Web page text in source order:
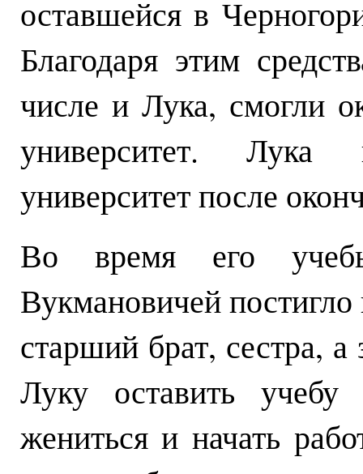
оставшейся в
Благодаря этим
числе и Лука, смогли
университет. Лука
университет после
Во время его
Вукмановичей постигло
старший брат, сестра,
Луку оставить
жениться и начать